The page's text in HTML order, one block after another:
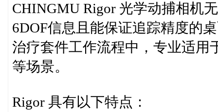
CHINGMU Rigor 光学动捕相机
6DOF信息且能保证追踪精度的
治疗套件工作流程中，专业适用
等场景。
Rigor 具有以下特点：